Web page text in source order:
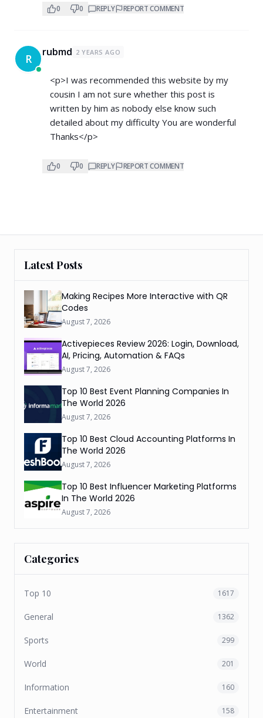
0 0 REPLY REPORT COMMENT
R rubmd 2 YEARS AGO
<p>I was recommended this website by my
cousin I am not sure whether this post is
written by him as nobody else know such
detailed about my difficulty You are wonderful
Thanks</p>
0 0 REPLY REPORT COMMENT
Latest Posts
Making Recipes More Interactive with QR
Codes
August 7, 2026
Activepieces Review 2026: Login, Download,
AI, Pricing, Automation & FAQs
August 7, 2026
Top 10 Best Event Planning Companies In
The World 2026
August 7, 2026
Top 10 Best Cloud Accounting Platforms In
The World 2026
August 7, 2026
Top 10 Best Influencer Marketing Platforms
In The World 2026
August 7, 2026
Categories
Top 10 1617
General 1362
Sports 299
World 201
Information 160
Entertainment 158